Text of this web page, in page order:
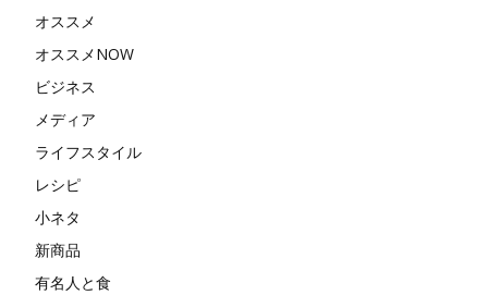
オススメ
オススメNOW
ビジネス
メディア
ライフスタイル
レシピ
小ネタ
新商品
有名人と食